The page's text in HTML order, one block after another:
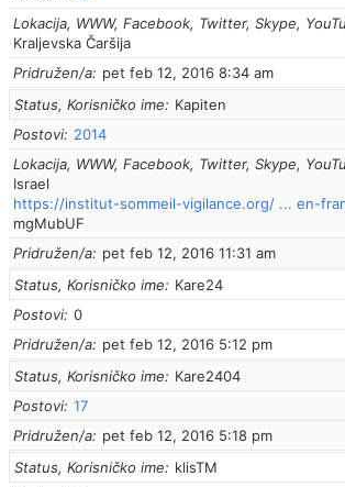
Lokacija, WWW, Facebook, Twitter, Skype,
Kraljevska Čaršija
Pridružen/a
pet feb 12, 2016 8:34 am
Status, Korisničko ime
Kapiten
Postovi
2014
Lokacija, WWW, Facebook, Twitter, Skype,
Israel
https://institut-sommeil-vigilance.org/ ... en-
mgMubUF
Pridružen/a
pet feb 12, 2016 11:31 am
Status, Korisničko ime
Kare24
Postovi 0
Pridružen/a
pet feb 12, 2016 5:12 pm
Status, Korisničko ime
Kare2404
Postovi 17
Pridružen/a
pet feb 12, 2016 5:18 pm
Status, Korisničko ime
klisTM